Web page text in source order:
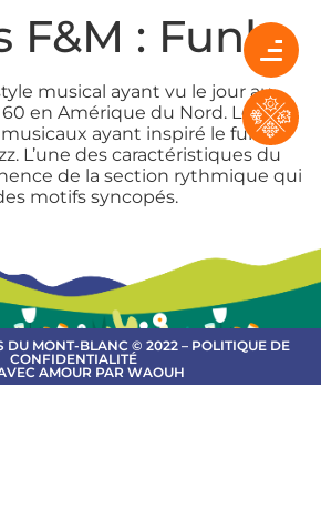
F&M : Funk
musical ayant vu le jour au
en Amérique du Nord. Les
ayant inspiré le funk
L’une des caractéristiques du
de la section rythmique qui
motifs syncopés.
DU MONT-BLANC © 2022 – POLITIQUE DE
CONFIDENTIALITÉ
AMOUR PAR WAOUH